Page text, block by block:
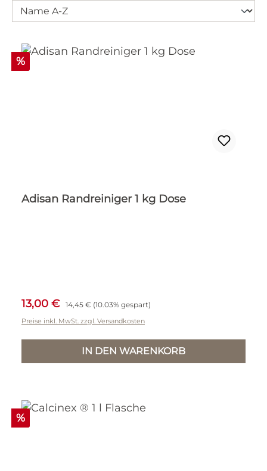
Rabatt
%
Adisan Randreiniger 1 kg Dose
Verkaufspreis:
13,00 € Regulärer Preis:
14,45 € (10.03% gespart)
Preise inkl. MwSt. zzgl. Versandkosten
IN DEN WARENKORB
Rabatt
%